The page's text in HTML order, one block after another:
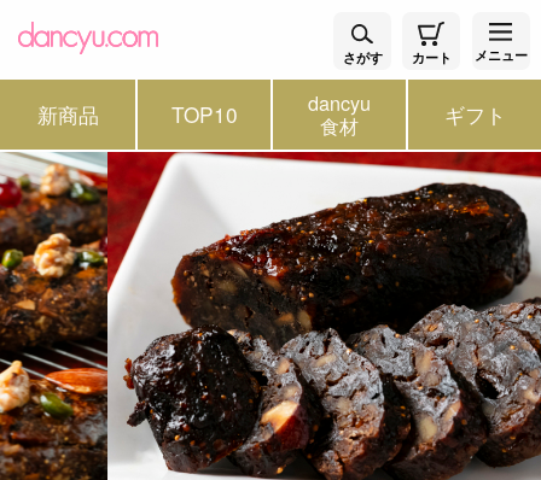
さがす カート メニュー
新商品 TOP10 dancyu
食材 ギフト